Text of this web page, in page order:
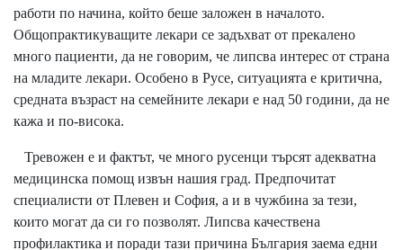
работи по начина, който беше заложен в началото.
Общопрактикуващите лекари се задъхват от прекалено
много пациенти, да не говорим, че липсва интерес от страна
на младите лекари. Особено в Русе, ситуацията е критична,
средната възраст на семейните лекари е над 50 години, да не
кажа и по-висока.
Тревожен е и фактът, че много русенци търсят адекватна
медицинска помощ извън нашия град. Предпочитат
специалисти от Плевен и София, а и в чужбина за тези,
които могат да си го позволят. Липсва качествена
профилактика и поради тази причина България заема едни